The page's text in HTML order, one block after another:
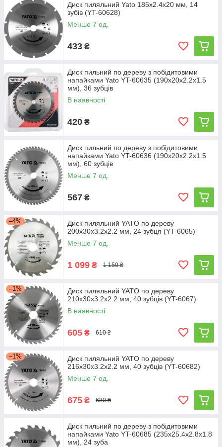
Диск пиляльний Yato 185х2.4x20 мм, 14
зубів (YT-60628)
Менше 7 од.
433 ₴
Диск пильний по дереву з побідитовими
напайками Yato YT-60635 (190x20x2.2x1.5
мм), 36 зубців
В наявності
420 ₴
Диск пильний по дереву з побідитовими
напайками Yato YT-60636 (190x20x2.2x1.5
мм), 60 зубців
Менше 7 од.
567 ₴
–4%
Диск пиляльний YATO по дереву
200х30х3.2x2.2 мм, 24 зубця (YT-6065)
Менше 7 од.
1 099 ₴ 1 150 ₴
–1%
Диск пиляльний YATO по дереву
210х30х3.2x2.2 мм, 40 зубців (YT-6067)
В наявності
605 ₴ 610 ₴
–1%
Диск пиляльний YATO по дереву
216х30х3.2х2.2 мм, 40 зубців (YT-60682)
Менше 7 од.
675 ₴ 680 ₴
Диск пильний по дереву з побідитовими
напайками Yato YT-60685 (235x25.4x2.8x1.8
мм), 24 зуба